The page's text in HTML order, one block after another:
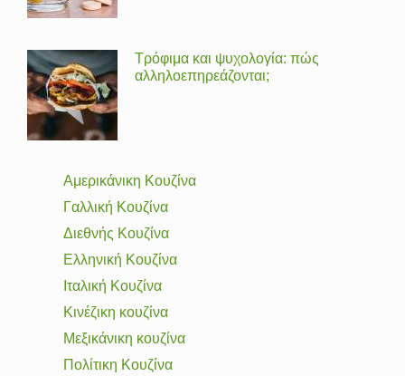
Τρόφιμα και ψυχολογία: πώς
αλληλοεπηρεάζονται;
Αμερικάνικη Κουζίνα
Γαλλική Κουζίνα
Διεθνής Κουζίνα
Ελληνική Κουζίνα
Ιταλική Κουζίνα
Κινέζικη κουζίνα
Μεξικάνικη κουζίνα
Πολίτικη Κουζίνα